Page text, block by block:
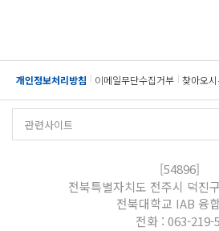
개인정보처리방침 이메일무단수집거부 찾아오시
[54896]
전북특별자치도 전주시 덕진
전북대학교 IAB 융
전화 : 063-219-